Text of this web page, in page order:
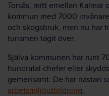
Torsås, mitt emellan Kalmar
kommun med 7000
och skogsbruk, men nu har
turismen tagit över.
Själva kommunen har runt
hundratal chefer eller
gemensamt. De har nästan
arbetsmiljöutbildning.